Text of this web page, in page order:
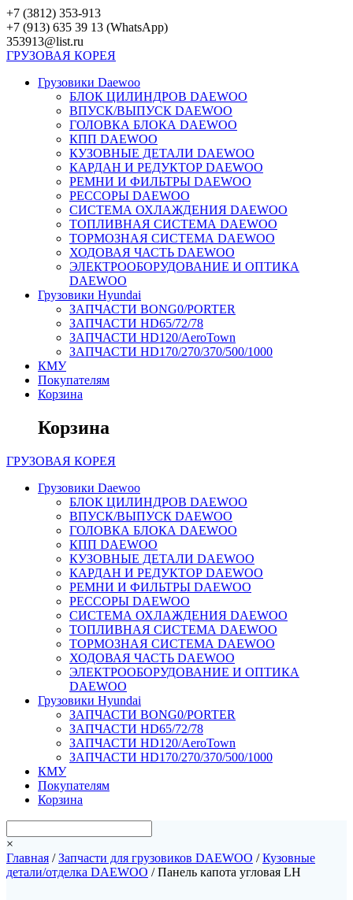
Перейти
к
контенту
+7 (3812) 353-913
+7 (913) 635 39 13 (WhatsApp)
353913@list.ru
ГРУЗОВАЯ КОРЕЯ
Грузовики Daewoo
БЛОК ЦИЛИНДРОВ DAEWOO
ВПУСК/ВЫПУСК DAEWOO
ГОЛОВКА БЛОКА DAEWOO
КПП DAEWOO
КУЗОВНЫЕ ДЕТАЛИ DAEWOO
КАРДАН И РЕДУКТОР DAEWOO
РЕМНИ И ФИЛЬТРЫ DAEWOO
РЕССОРЫ DAEWOO
СИСТЕМА ОХЛАЖДЕНИЯ DAEWOO
ТОПЛИВНАЯ СИСТЕМА DAEWOO
ТОРМОЗНАЯ СИСТЕМА DAEWOO
ХОДОВАЯ ЧАСТЬ DAEWOO
ЭЛЕКТРООБОРУДОВАНИЕ И ОПТИКА
DAEWOO
Грузовики Hyundai
ЗАПЧАСТИ BONG0/PORTER
ЗАПЧАСТИ HD65/72/78
ЗАПЧАСТИ HD120/AeroTown
ЗАПЧАСТИ HD170/270/370/500/1000
КМУ
Покупателям
Корзина
Корзина
ГРУЗОВАЯ КОРЕЯ
Грузовики Daewoo
БЛОК ЦИЛИНДРОВ DAEWOO
ВПУСК/ВЫПУСК DAEWOO
ГОЛОВКА БЛОКА DAEWOO
КПП DAEWOO
КУЗОВНЫЕ ДЕТАЛИ DAEWOO
КАРДАН И РЕДУКТОР DAEWOO
РЕМНИ И ФИЛЬТРЫ DAEWOO
РЕССОРЫ DAEWOO
СИСТЕМА ОХЛАЖДЕНИЯ DAEWOO
ТОПЛИВНАЯ СИСТЕМА DAEWOO
ТОРМОЗНАЯ СИСТЕМА DAEWOO
ХОДОВАЯ ЧАСТЬ DAEWOO
ЭЛЕКТРООБОРУДОВАНИЕ И ОПТИКА
DAEWOO
Грузовики Hyundai
ЗАПЧАСТИ BONG0/PORTER
ЗАПЧАСТИ HD65/72/78
ЗАПЧАСТИ HD120/AeroTown
ЗАПЧАСТИ HD170/270/370/500/1000
КМУ
Покупателям
Корзина
×
Главная /Запчасти для грузовиков DAEWOO /Кузовные
детали/отделка DAEWOO / Панель капота угловая LH